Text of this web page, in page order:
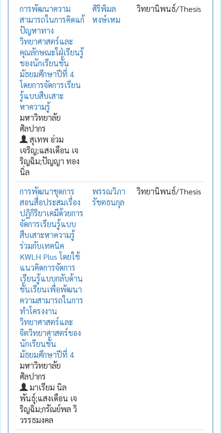
การพัฒนาความ
สามารถในการคิดแก้
ปัญหาทาง
วิทยาศาสตร์และ
คุณลักษณะใฝ่เรียนรู้
ของนักเรียนชั้น
มัธยมศึกษาปีที่ 4
โดยการจัดการเรียน
รู้แบบสืบเสาะ
หาความรู้
มหาวิทยาลัย
ศิลปากร
สุเทพ อ่วม
เจริญ;แสงเดือน เจ
ริญฉิม;ปัญญา ทอง
นิ่ล
ศิริพิมล
หงษ์เหม
วิทยานิพนธ์/Thesis
การพัฒนาชุดการ
สอนสื่อประสมเรื่อง
ปฎิกิริยาเคมีด้วยการ
จัดการเรียนรู้แบบ
สืบเสาะหาความรู้
ร่วมกับเทคนิค
KWLH Plus โดยใช้
แนวคิดการจัดการ
เรียนรู้แบบกลับด้าน
ชั้นเรียนเพื่อพัฒนา
ความสามารถในการ
ทำโครงงาน
วิทยาศาสตร์และ
จิตวิทยาศาสตร์ของ
นักเรียนชั้น
มัธยมศึกษาปีที่ 4
มหาวิทยาลัย
ศิลปากร
มาเรียม นิล
พันธุ์;แสงเดือน เจ
ริญฉิม;กรัณย์พล วิ
วรรธมงคล
พรรณวิภา
รัชตธนกุล
วิทยานิพนธ์/Thesis